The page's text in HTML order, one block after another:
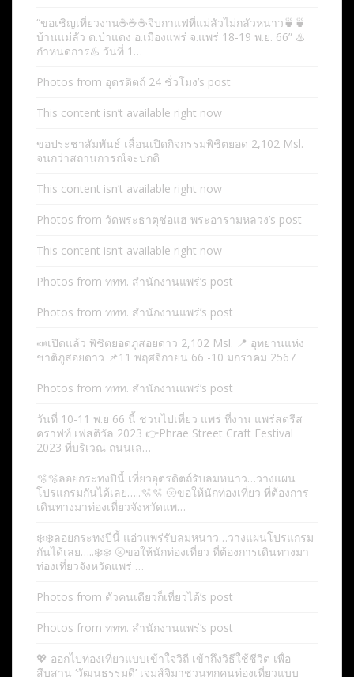
“ขอเชิญเที่ยวงาน☕️☕️☕️จิบกาแฟที่แม่ลัวไม่กลัวหนาว🍵🍵
บ้านแม่ลัว ต.ป่าแดง อ.เมืองแพร่ จ.แพร่ 18-19 พ.ย. 66” ♨️
กำหนดการ♨️ วันที่ 1…
Photos from อุตรดิตถ์ 24 ชั่วโมง’s post
This content isn’t available right now
ขอประชาสัมพันธ์ เลื่อนเปิดกิจกรรมพิชิตยอด 2,102 Msl.
จนกว่าสถานการณ์จะปกติ
This content isn’t available right now
Photos from วัดพระธาตุช่อแฮ พระอารามหลวง’s post
This content isn’t available right now
Photos from ททท. สำนักงานแพร่’s post
Photos from ททท. สำนักงานแพร่’s post
📣เปิดแล้ว พิชิตยอดภูสอยดาว 2,102 Msl. 📍 อุทยานแห่ง
ชาติภูสอยดาว 📌11 พฤศจิกายน 66 -10 มกราคม 2567
Photos from ททท. สำนักงานแพร่’s post
วันที่ 10-11 พ.ย 66 นี้ ชวนไปเที่ยว แพร่ ที่งาน แพร่สตรีส
คราฟท์ เฟสติวัล 2023 👉Phrae Street Craft Festival
2023 ที่บริเวณ ถนนเล…
🫧🫧ลอยกระทงปีนี้ เที่ยวอุตรดิตถ์รับลมหนาว…วางแผน
โปรแกรมกันได้เลย…..🫧🫧 🌝ขอให้นักท่องเที่ยว ที่ต้องการ
เดินทางมาท่องเที่ยวจังหวัดแพ…
❄️❄️ลอยกระทงปีนี้ แอ่วแพร่รับลมหนาว…วางแผนโปรแกรม
กันได้เลย…..❄️❄️ 🌝ขอให้นักท่องเที่ยว ที่ต้องการเดินทางมา
ท่องเที่ยวจังหวัดแพร่ …
Photos from ตัวคนเดียวก็เที่ยวได้’s post
Photos from ททท. สำนักงานแพร่’s post
💖 ออกไปท่องเที่ยวแบบเข้าใจวิถี เข้าถึงวิธีใช้ชีวิต เพื่อ
สืบสาน ‘วัฒนธรรมดี’ เจมส์จิมาชวนทุกคนท่องเที่ยวแบบ